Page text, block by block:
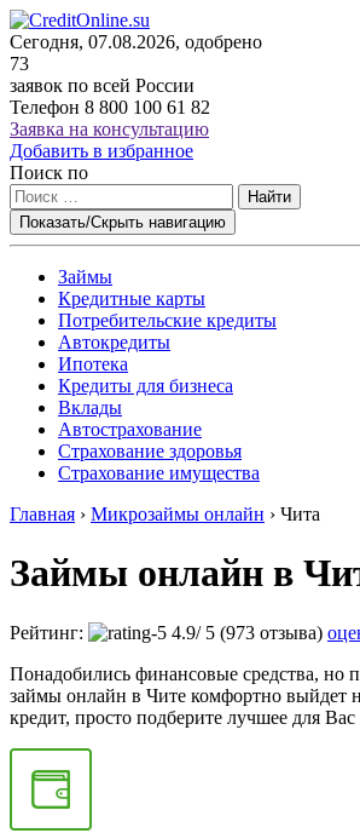
Сегодня, 07.08.2026, одобрено
73
заявок по всей России
Телефон 8 800 100 61 82
Заявка на консультацию
Добавить в избранное
Поиск по
Найти
Показать/Скрыть навигацию
Займы
Кредитные карты
Потребительские кредиты
Автокредиты
Ипотека
Кредиты для бизнеса
Вклады
Автострахование
Страхование здоровья
Страхование имущества
Главная › Микрозаймы онлайн › Чита
Займы онлайн в
Рейтинг: 4.9/ 5 (973 отзыва)
Понадобились финансовые средства, но
займы онлайн в Чите комфортно выйдет
кредит, просто подберите лучшее для